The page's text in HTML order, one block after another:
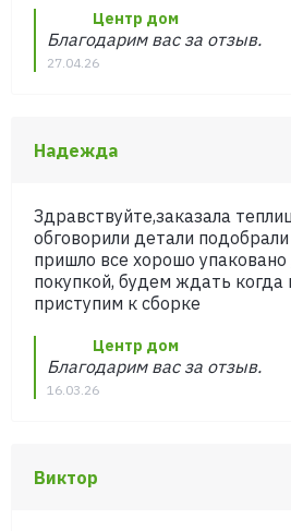
Центр дом
Благодарим вас за отзыв.
27.04.26
Надежда
Здравствуйте,заказала
обговорили детали
пришло все хорошо
покупкой, будем ждать когда
приступим к сборке
Центр дом
Благодарим вас за отзыв.
16.03.26
Виктор